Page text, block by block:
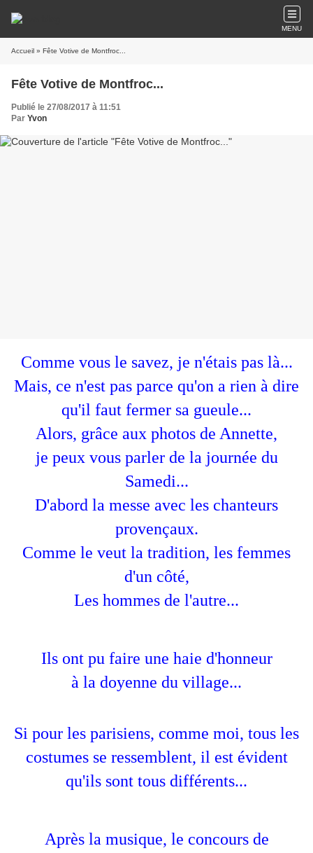
MENU
Accueil » Fête Votive de Montfroc...
Fête Votive de Montfroc...
Publié le 27/08/2017 à 11:51
Par Yvon
Comme vous le savez, je n'étais pas là...
Mais, ce n'est pas parce qu'on a rien à dire
qu'il faut fermer sa gueule...
Alors, grâce aux photos de Annette,
je peux vous parler de la journée du
Samedi...
D'abord la messe avec les chanteurs
provençaux.
Comme le veut la tradition, les femmes
d'un côté,
Les hommes de l'autre...
Ils ont pu faire une haie d'honneur
à la doyenne du village...
Si pour les parisiens, comme moi, tous les
costumes se ressemblent, il est évident
qu'ils sont tous différents...
Après la musique, le concours de